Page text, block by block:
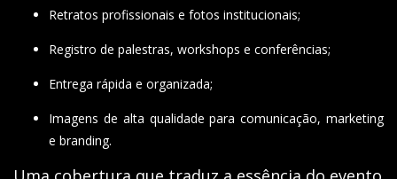
Retratos profissionais e fotos institucionais;
Registro de palestras, workshops e conferências;
Entrega rápida e organizada;
Imagens de alta qualidade para comunicação, marketing
e branding.